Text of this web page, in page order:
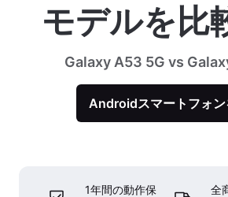
モデルを比
Galaxy A53 5G vs
Androidスマートフォン
1年間の動作保
全